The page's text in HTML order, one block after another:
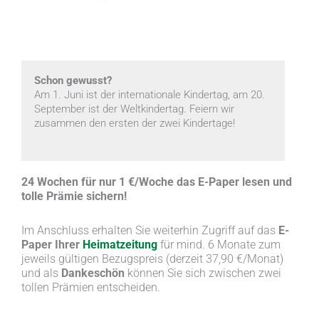
Schon gewusst?
Am 1. Juni ist der internationale Kindertag, am 20.
September ist der Weltkindertag. Feiern wir
zusammen den ersten der zwei Kindertage!
24 Wochen für nur 1 €/Woche das E-Paper lesen und
tolle Prämie sichern!
Im Anschluss erhalten Sie weiterhin Zugriff auf das E-
Paper Ihrer Heimatzeitung für mind. 6 Monate zum
jeweils gültigen Bezugspreis (derzeit 37,90 €/Monat)
und als Dankeschön können Sie sich zwischen zwei
tollen Prämien entscheiden.